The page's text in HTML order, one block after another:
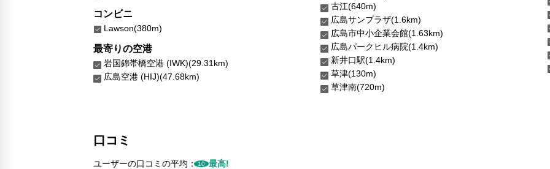
コンビニ
Lawson(380m)
最寄りの空港
岩国錦帯橋空港 (IWK)(29.31km)
広島空港 (HIJ)(47.68km)
古江(640m)
広島サンプラザ(1.6km)
広島市中小企業会館(1.63km)
広島パークヒル病院(1.4km)
新井口駅(1.4km)
草津(130m)
草津南(720m)
口コミ
ユーザーの口コミの平均：10 最高!